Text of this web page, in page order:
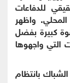
للدفاعات
واظهر
كبيرة بفضل
التي واجهوها
بانتظام